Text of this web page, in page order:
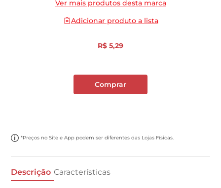
Ver mais produtos desta marca
Adicionar produto a lista
R$ 5,29
Comprar
*Preços no Site e App podem ser diferentes das Lojas Físicas.
Descrição Características